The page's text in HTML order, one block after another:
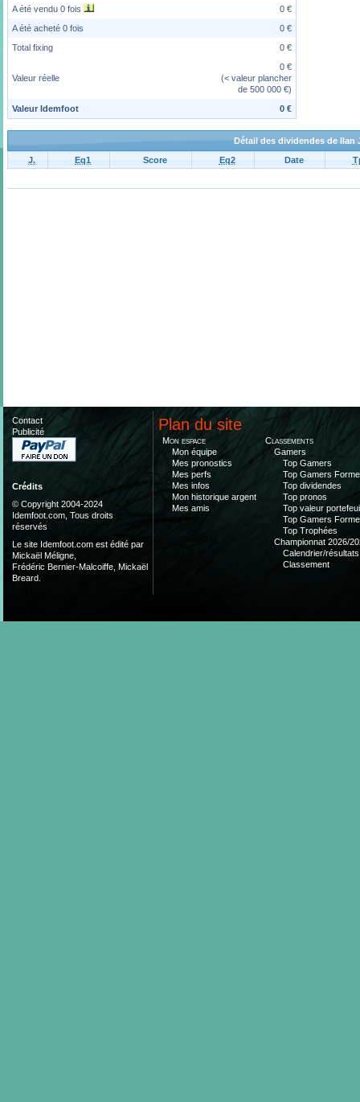
A été vendu 0 fois
0 €
A été acheté 0 fois
0 €
Total fixing
0 €
Valeur réelle
0 €
(< valeur plancher
de 500 000 €)
Valeur Idemfoot
0 €
Détail des dividendes de Ilan
J.
Eq1 Score Eq2 Date
Contact
Publicité
Crédits
© Copyright 2004-2024
Idemfoot.com, Tous droits
réservés
Le site Idemfoot.com est édité par
Mickaël Méligne,
Frédéric Bernier-Malcoiffe, Mickaël
Breard.
Plan du site
Mon espace
Mon équipe
Mes pronostics
Mes perfs
Mes infos
Mon historique argent
Mes amis
Classements
Gamers
Top Gamers
Top Gamers Forme
Top dividendes
Top pronos
Top valeur
Top Gamers Forme
Top Trophées
Championnat 2026/
Calendrier/résultats
Classement